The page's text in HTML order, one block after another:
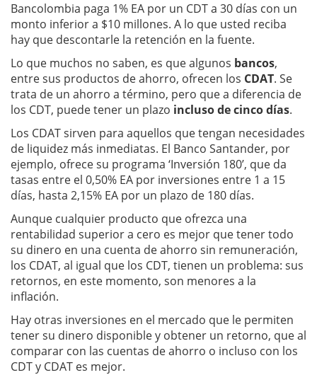
Bancolombia paga 1% EA por un CDT a 30 días con un
monto inferior a $10 millones. A lo que usted reciba
hay que descontarle la retención en la fuente.
Lo que muchos no saben, es que algunos bancos,
entre sus productos de ahorro, ofrecen los CDAT. Se
trata de un ahorro a término, pero que a diferencia de
los CDT, puede tener un plazo incluso de cinco días.
Los CDAT sirven para aquellos que tengan necesidades
de liquidez más inmediatas. El Banco Santander, por
ejemplo, ofrece su programa ‘Inversión 180’, que da
tasas entre el 0,50% EA por inversiones entre 1 a 15
días, hasta 2,15% EA por un plazo de 180 días.
Aunque cualquier producto que ofrezca una
rentabilidad superior a cero es mejor que tener todo
su dinero en una cuenta de ahorro sin remuneración,
los CDAT, al igual que los CDT, tienen un problema: sus
retornos, en este momento, son menores a la
inflación.
Hay otras inversiones en el mercado que le permiten
tener su dinero disponible y obtener un retorno, que al
comparar con las cuentas de ahorro o incluso con los
CDT y CDAT es mejor.